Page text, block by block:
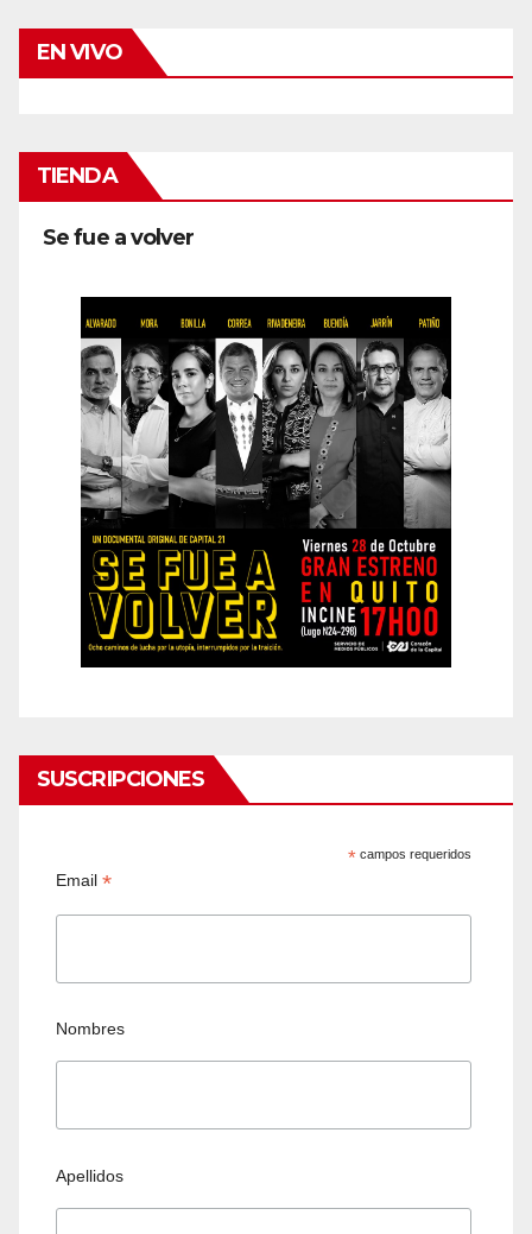
EN VIVO
TIENDA
Se fue a volver
SUSCRIPCIONES
* campos requeridos
Email*
Nombres
Apellidos